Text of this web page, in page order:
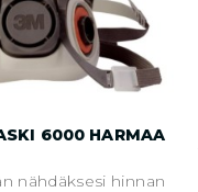
6000 HARMAA
nähdäksesi hinnan